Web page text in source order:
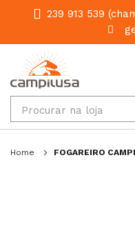
239 913 539
Home FOGAREIRO